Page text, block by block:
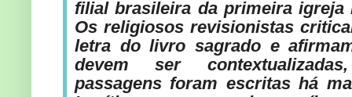
filial brasileira da primeira igreja
Os religiosos revisionistas
letra do livro sagrado e
devem ser
passagens foram escritas há